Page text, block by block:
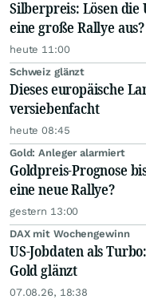
Silberpreis: Lösen
eine große Rallye aus?
heute 11:00
Schweiz glänzt
Dieses europäische
versiebenfacht
heute 08:45
Gold: Anleger alarmiert
Goldpreis-Prognose
eine neue Rallye?
gestern 13:00
DAX mit Wochengewinn
US-Jobdaten als
Gold glänzt
07.08.26, 18:38